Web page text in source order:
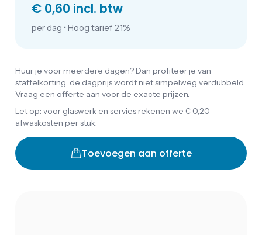
€ 0,60 incl. btw
per dag • Hoog tarief 21%
Huur je voor meerdere dagen? Dan profiteer je van
staffelkorting: de dagprijs wordt niet simpelweg verdubbeld.
Vraag een offerte aan voor de exacte prijzen.
Let op: voor glaswerk en servies rekenen we € 0,20
afwaskosten per stuk.
Toevoegen aan offerte